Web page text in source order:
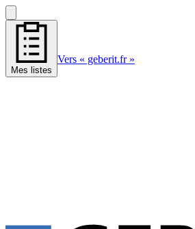
Mes listes
Vers « geberit.fr »